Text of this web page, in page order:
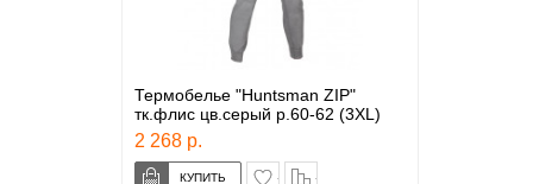
Термобелье "Huntsman ZIP"
тк.флис цв.серый р.60-62 (3XL)
2 268 р.
в закладки